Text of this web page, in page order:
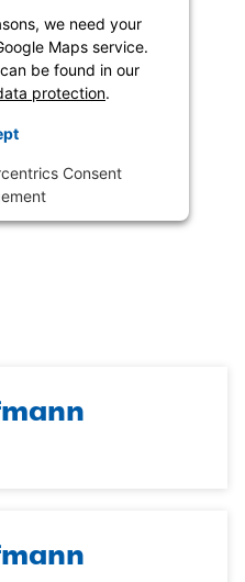
we need your
Maps service.
be found in our
protection.
Consent